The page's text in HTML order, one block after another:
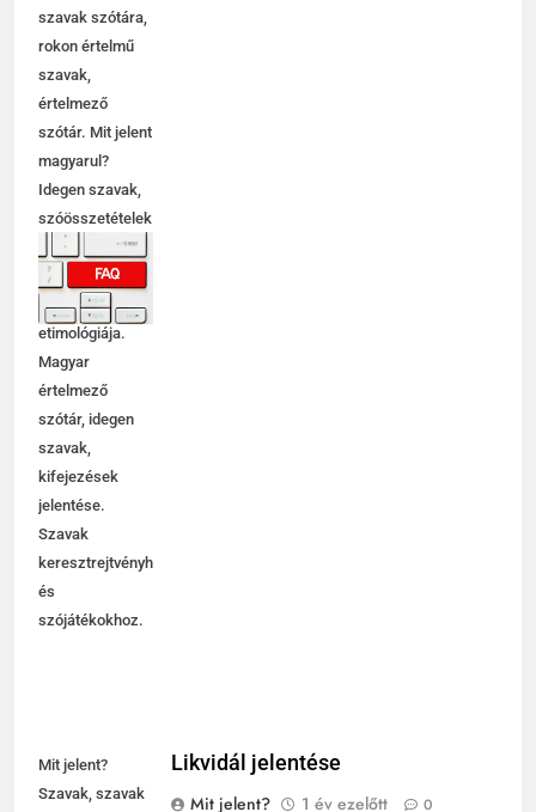
szavak szótára,
rokon értelmű
szavak,
értelmező
szótár. Mit jelent
magyarul?
Idegen szavak,
szóösszetételek
jelentése,
magyarázata,
használata,
etimológiája.
Magyar
értelmező
szótár, idegen
szavak,
kifejezések
jelentése.
Szavak
keresztrejtvényhez
és
szójátékokhoz.
Mit jelent?
Szavak, szavak
Likvidál jelentése
Mit jelent?
1 év ezelőtt 0